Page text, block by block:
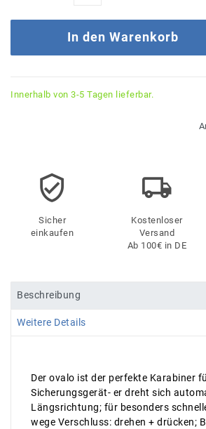
In den Warenkorb
Innerhalb von 3-5 Tagen lieferbar.
Sicher
einkaufen
Kostenloser
Versand
Ab 100€ in DE
Beschreibung
Weitere Details
Der ovalo ist der perfekte Karabiner
Sicherungsgerät- er dreht sich
Längsrichtung; für besonders
wege Verschluss: drehen + drücken;